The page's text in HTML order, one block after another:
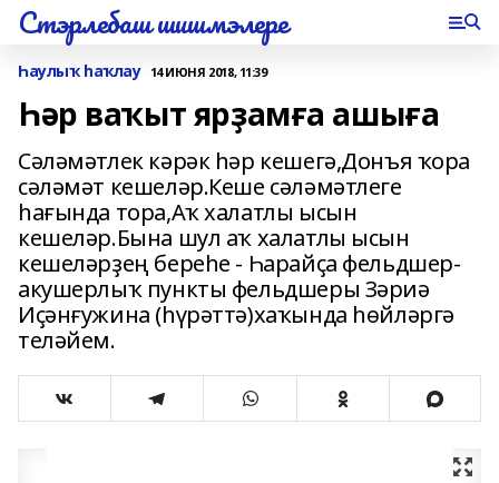
Стэрлебаш шишмэлере
Һаулыҡ һаҡлау 14 ИЮНЯ 2018, 11:39
Һәр ваҡыт ярҙамға ашыға
Сәләмәтлек кәрәк һәр кешегә,Донъя ҡора
сәләмәт кешеләр.Кеше сәләмәтлеге
һағында тора,Аҡ халатлы ысын
кешеләр.Бына шул аҡ халатлы ысын
кешеләрҙең береһе - Һарайҫа фельдшер-
акушерлыҡ пункты фельдшеры Зәриә
Иҫәнғужина (һүрәттә)хаҡында һөйләргә
теләйем.